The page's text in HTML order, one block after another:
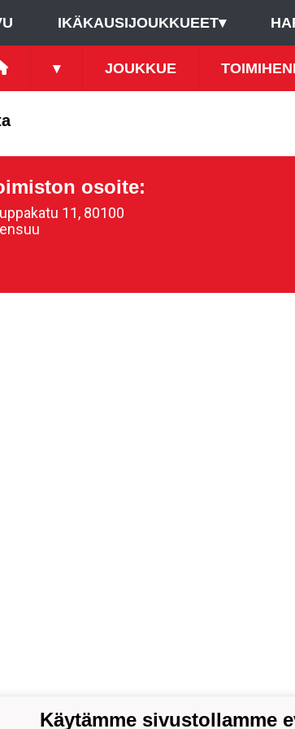
IKÄKAUSIJOUKKUEET▾
▾ JOUKKUE
osoite:
11, 80100
Käytämme sivustollamme